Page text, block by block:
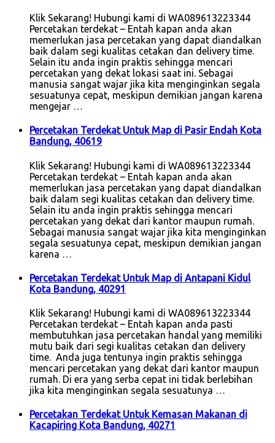
Klik Sekarang! Hubungi kami di WA089613223344
Percetakan terdekat – Entah kapan anda akan
memerlukan jasa percetakan yang dapat diandalkan
baik dalam segi kualitas cetakan dan delivery time.
Selain itu anda ingin praktis sehingga mencari
percetakan yang dekat lokasi saat ini. Sebagai
manusia sangat wajar jika kita menginginkan segala
sesuatunya cepat, meskipun demikian jangan karena
mengejar …
Percetakan Terdekat Untuk Map di Pasir Endah Kota
Bandung, 40619
Klik Sekarang! Hubungi kami di WA089613223344
Percetakan terdekat – Entah kapan anda akan
memerlukan jasa percetakan yang dapat diandalkan
baik dalam segi kualitas cetakan dan delivery time.
Selain itu anda ingin praktis sehingga mencari
percetakan yang dekat dari kantor maupun rumah.
Sebagai manusia sangat wajar jika kita menginginkan
segala sesuatunya cepat, meskipun demikian jangan
karena …
Percetakan Terdekat Untuk Map di Antapani Kidul
Kota Bandung, 40291
Klik Sekarang! Hubungi kami di WA089613223344
Percetakan terdekat – Entah kapan anda pasti
membutuhkan jasa percetakan handal yang memiliki
mutu baik dari segi kualitas cetakan dan delivery
time. Anda juga tentunya ingin praktis sehingga
mencari percetakan yang dekat dari kantor maupun
rumah. Di era yang serba cepat ini tidak berlebihan
jika kita menginginkan segala sesuatunya …
Percetakan Terdekat Untuk Kemasan Makanan di
Kacapiring Kota Bandung, 40271